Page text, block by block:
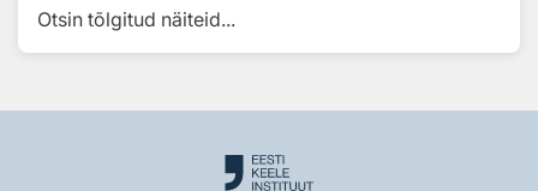
Otsin tõlgitud näiteid...